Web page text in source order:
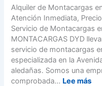
a
e
v
i
c
i
o
d
Alquiler de Montacargas
Atención Inmediata,
Servicio de Montacargas
MONTACARGAS DYD
servicio de montacargas
especializada en la
aledañas. Somos una
comprobada... Lee más: